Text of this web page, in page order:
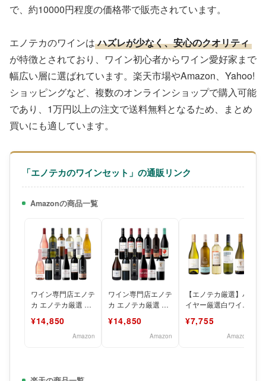
で、約10000円程度の価格帯で販売されています。
エノテカのワインは ハズレが少なく、安心のクオリティ
が特徴とされており、ワイン初心者からワイン愛好家まで
幅広い層に選ばれています。楽天市場やAmazon、Yahoo!
ショッピングなど、複数のオンラインショップで購入可能
であり、1万円以上の注文で送料無料となるため、まとめ
買いにも適しています。
「エノテカのワインセット」の通販リンク
Amazonの商品一覧
ワイン専門店エノテ
カ エノテカ厳選 世
赤白泡12本セット [
¥14,850
Amazon
ワイン専門店エノテ
カ エノテカ厳選 世
赤だけ12本セット [
¥14,850
Amazon
【エノテカ厳選】バ
イヤー厳選白ワイン
5本ワインセット [
¥7,755
Amazon